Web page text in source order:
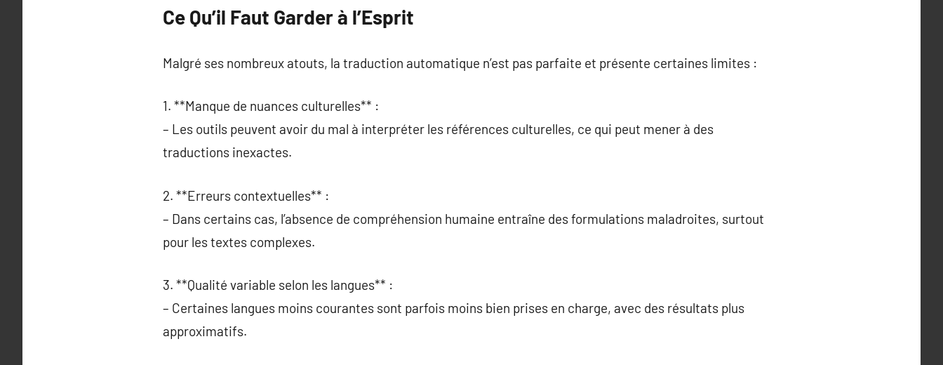
Ce Qu’il Faut Garder à l’Esprit
Malgré ses nombreux atouts, la traduction automatique n’est pas parfaite et présente certaines limites :
1. **Manque de nuances culturelles** :
– Les outils peuvent avoir du mal à interpréter les références culturelles, ce qui peut mener à des
traductions inexactes.
2. **Erreurs contextuelles** :
– Dans certains cas, l’absence de compréhension humaine entraîne des formulations maladroites, surtout
pour les textes complexes.
3. **Qualité variable selon les langues** :
– Certaines langues moins courantes sont parfois moins bien prises en charge, avec des résultats plus
approximatifs.